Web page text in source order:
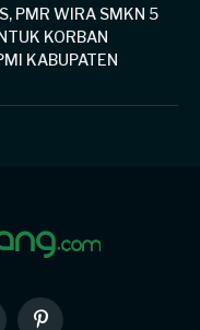
PMR WIRA SMKN 5
KORBAN
KABUPATEN